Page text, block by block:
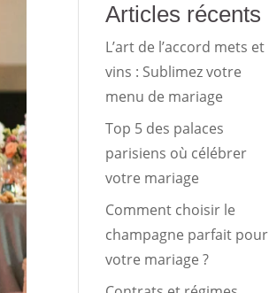
Articles récents
L’art de l’accord mets et
vins : Sublimez votre
menu de mariage
Top 5 des palaces
parisiens où célébrer
votre mariage
Comment choisir le
champagne parfait pour
votre mariage ?